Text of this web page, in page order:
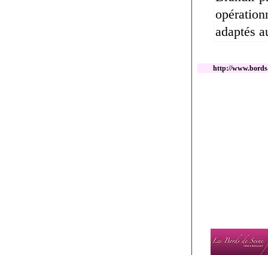
adaptés
http://